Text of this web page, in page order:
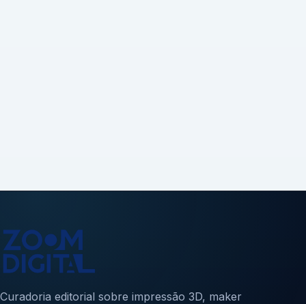
Curadoria editorial sobre impressão 3D, maker